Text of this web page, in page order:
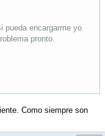
pueda encargarme yo
pronto.
Como siempre son